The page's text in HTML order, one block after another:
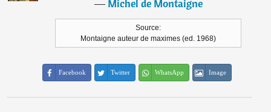
―Michel de Montaigne
Source:
Montaigne auteur de maximes (ed. 1968)
Facebook Twitter WhatsApp Image